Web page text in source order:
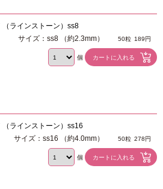
ラインストーン）ss8
サイズ：ss8 （約2.3mm） 50粒 189円
個
ラインストーン）ss16
サイズ：ss16 （約4.0mm） 50粒 278円
個